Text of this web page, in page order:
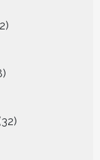
producten
producten
32
producten